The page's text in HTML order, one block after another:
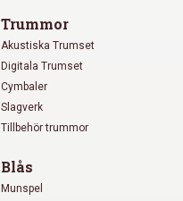
Trummor
Akustiska Trumset
Digitala Trumset
Cymbaler
Slagverk
Tillbehör trummor
Blås
Munspel